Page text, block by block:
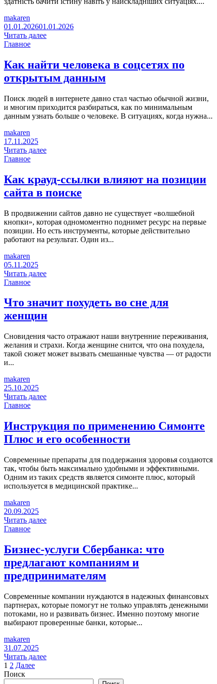
makaren
01.01.202601.01.2026
Читать далее
Главное
Как найти человека в соцсетях по
открытым данным
Поиск людей в интернете давно стал частью обычной жизни,
и многим приходится разбираться, как по минимальным
данным узнать больше о человеке. В ситуациях, когда нужна...
makaren
17.11.2025
Читать далее
Главное
Как крауд-ссылки влияют на позиции
сайта в поиске
В продвижении сайтов давно не существует «волшебной
кнопки», которая одномоментно поднимет ресурс на первые
позиции. Но есть инструменты, которые действительно
работают на результат. Один из...
makaren
05.11.2025
Читать далее
Главное
Что значит похудеть во сне для
женщин
Сновидения часто отражают наши внутренние переживания,
желания и страхи. Когда женщине снится, что она похудела,
такой сюжет может вызвать смешанные чувства — от радости
и...
makaren
25.10.2025
Читать далее
Главное
Инструкция по применению Симонте
Плюс и его особенности
Современные препараты для поддержания здоровья создаются
так, чтобы быть максимально удобными и эффективными.
Одним из таких средств является симонте плюс, который
используется в медицинской практике...
makaren
20.09.2025
Читать далее
Главное
Бизнес-услуги Сбербанка: что
предлагают компаниям и
предпринимателям
Современные компании нуждаются в надежных финансовых
партнерах, которые помогут не только управлять денежными
потоками, но и развивать бизнес. Именно поэтому многие
выбирают проверенные банки, которые...
makaren
31.07.2025
Читать далее
Пагинация
записей
1 2 Далее
Поиск